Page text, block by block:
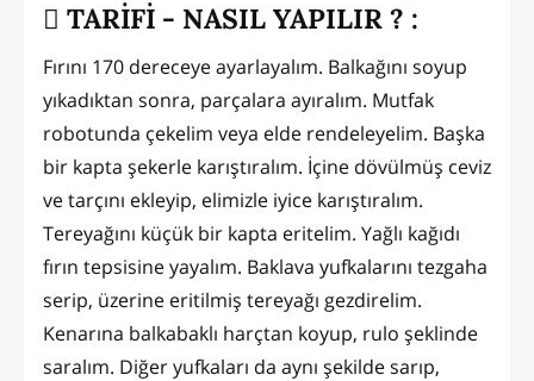
TARİFİ - NASIL YAPILIR ? :
Fırını 170 dereceye ayarlayalım. Balkağını soyup
yıkadıktan sonra, parçalara ayıralım. Mutfak
robotunda çekelim veya elde rendeleyelim. Başka
bir kapta şekerle karıştıralım. İçine dövülmüş ceviz
ve tarçını ekleyip, elimizle iyice karıştıralım.
Tereyağını küçük bir kapta eritelim. Yağlı kağıdı
fırın tepsisine yayalım. Baklava yufkalarını tezgaha
serip, üzerine eritilmiş tereyağı gezdirelim.
Kenarına balkabaklı harçtan koyup, rulo şeklinde
saralım. Diğer yufkaları da aynı şekilde sarıp,